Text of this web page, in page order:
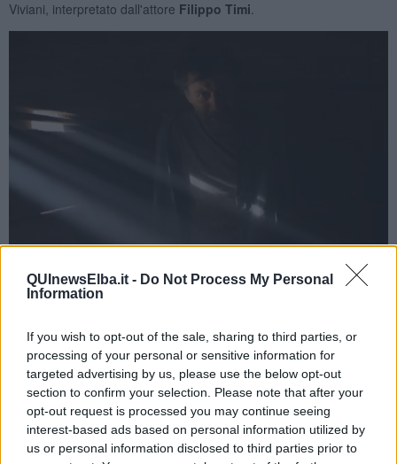
QUInewsElba.it - Do Not Process My Personal
Information
If you wish to opt-out of the sale, sharing to third parties, or
processing of your personal or sensitive information for
targeted advertising by us, please use the below opt-out
section to confirm your selection. Please note that after your
opt-out request is processed you may continue seeing
interest-based ads based on personal information utilized by
us or personal information disclosed to third parties prior to
Viviani, interpretato dall'attore Filippo Timi.
Filippo Timi, interprete di Massimo Viviani
allarga sempre fino a raccontare anche altre vicende di vita dei vari
protagonisti: dalla nuova maternità di Tizy, interpretata dalla
toscana attriceEnrica Guidi, fino ai guai in cui si è cacciato Viviani
che è andato a finire in Argentina, dove i "bimbi" sono andati a
cercarlo.